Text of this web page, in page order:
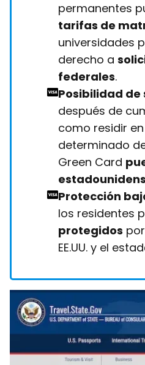
permanentes
tarifas de
universidades
derecho a
federales.
Posibilidad
después de
como residir
determinado
Green Card
Protección
los residentes
protegidos
EE.UU. y el